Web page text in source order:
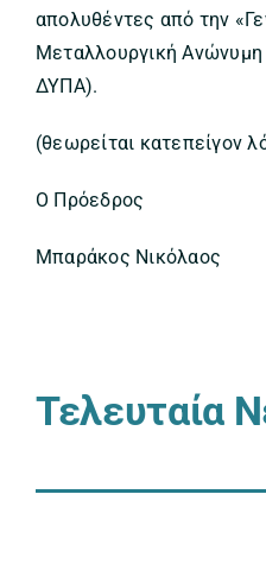
απολυθέντες από την
Μεταλλουργική
ΔΥΠΑ).
(θεωρείται κατεπείγον
Ο Πρόεδρος
Μπαράκος Νικόλαος
Τελευταία